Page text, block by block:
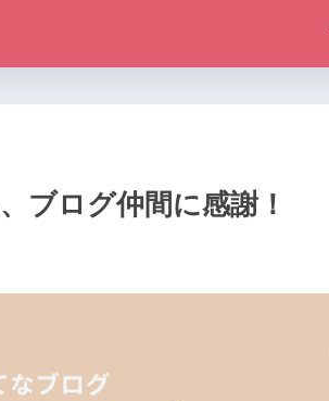
ブログ仲間に感謝！